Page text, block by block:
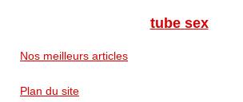
tube sex
Nos meilleurs articles
Plan du site